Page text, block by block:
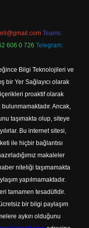
Teams:
606 0 726 Telegram:
Bilgi Teknolojileri ve
bir Yer Sağlayıcı olarak
proaktif olarak
Ancak,
taşımakta olup, siteye
Bu internet sitesi,
ile hiçbir bağlantısı
makaleler
niteliği taşımamakta
yapılmamaktadır.
tamamen tesadüfidir.
bir bilgi paylaşım
aykırı olduğunu